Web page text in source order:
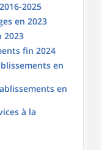
2025
en 2023
2023
fin 2024
en
en
à la